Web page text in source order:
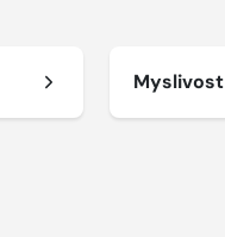
Myslivost